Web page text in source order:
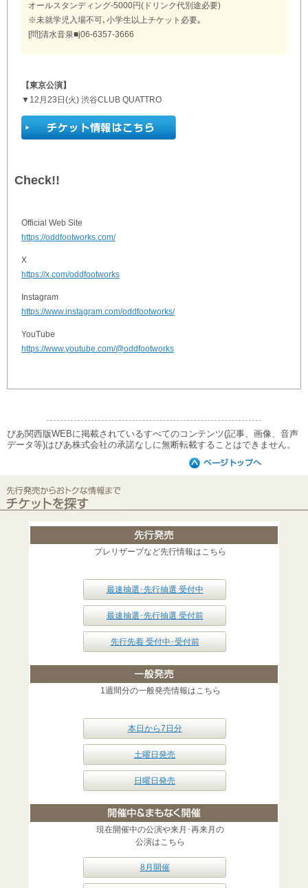
オールスタンディング-5000円(ドリンク代別途必要)
※未就学児入場不可､小学生以上チケット必要｡
[問]清水音泉■j06-6357-3666
【東京公演】
▼12月23日(火) 渋谷CLUB QUATTRO
Check!!
Official Web Site
https://oddfootworks.com/
X
https://x.com/oddfootworks
Instagram
https://www.instagram.com/oddfootworks/
YouTube
https://www.youtube.com/@oddfootworks
ぴあ関西版WEBに掲載されているすべてのコンテンツ(記事、画像、音声
データ等)はぴあ株式会社の承諾なしに無断転載することはできません。
プレリザーブなど先行情報はこちら
最速抽選･先行抽選 受付中
最速抽選･先行抽選 受付前
先行先着 受付中･受付前
1週間分の一般発売情報はこちら
本日から7日分
土曜日発売
日曜日発売
現在開催中の公演や来月･再来月の
公演はこちら
8月開催